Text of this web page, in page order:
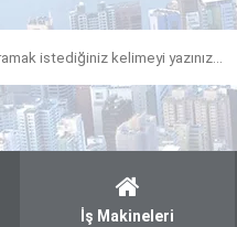
İş Makineleri